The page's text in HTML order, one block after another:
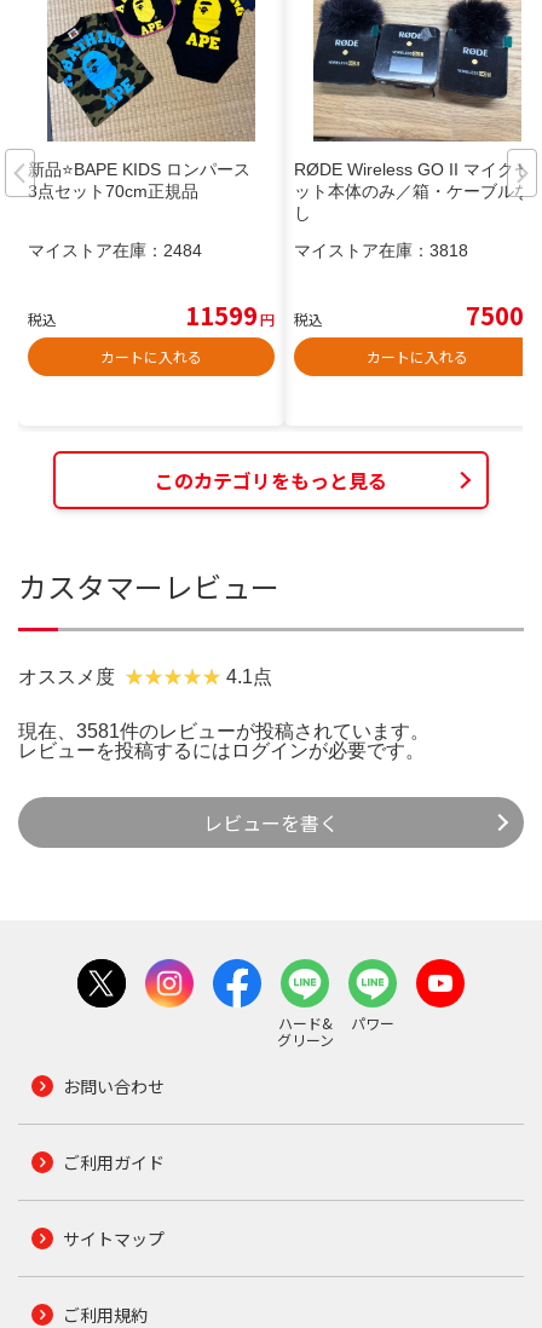
新品⭐️BAPE KIDS ロンパース
3点セット70cm正規品
マイストア在庫： 2484
税込 11599円
カートに入れる
RØDE Wireless GO II マイクセ
ット本体のみ／箱・ケーブルな
し
マイストア在庫： 3818
税込 7500
カートに入れる
このカテゴリをもっと見る
カスタマーレビュー
オススメ度 4.1点
現在、3581件のレビューが投稿されています。
レビューを投稿するには ログインが必要です。
レビューを書く
ハード&
グリーン
パワー
お問い合わせ
ご利用ガイド
サイトマップ
ご利用規約